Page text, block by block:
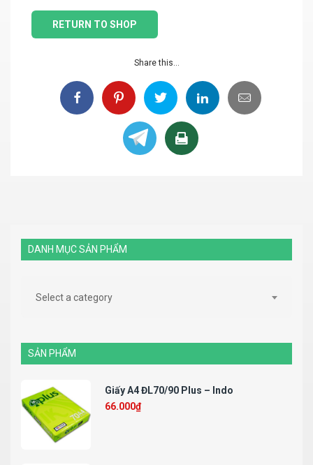
RETURN TO SHOP
Share this...
DANH MỤC SẢN PHẨM
Select a category
SẢN PHẨM
Giấy A4 ĐL70/90 Plus – Indo
66.000₫